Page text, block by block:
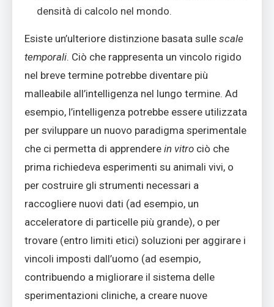
densità di calcolo nel mondo.
Esiste un’ulteriore distinzione basata sulle scale
temporali. Ciò che rappresenta un vincolo rigido
nel breve termine potrebbe diventare più
malleabile all’intelligenza nel lungo termine. Ad
esempio, l’intelligenza potrebbe essere utilizzata
per sviluppare un nuovo paradigma sperimentale
che ci permetta di apprendere in vitro ciò che
prima richiedeva esperimenti su animali vivi, o
per costruire gli strumenti necessari a
raccogliere nuovi dati (ad esempio, un
acceleratore di particelle più grande), o per
trovare (entro limiti etici) soluzioni per aggirare i
vincoli imposti dall’uomo (ad esempio,
contribuendo a migliorare il sistema delle
sperimentazioni cliniche, a creare nuove